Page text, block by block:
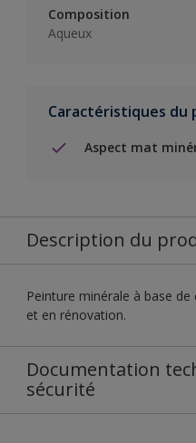
Composition
Aqueux
Caractéristiques du
Aspect mat
Description du
Peinture minérale à base
et en rénovation.
Documentation
sécurité